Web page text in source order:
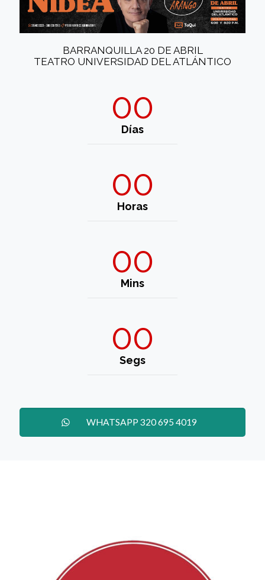
BARRANQUILLA 20 DE ABRIL
TEATRO UNIVERSIDAD DEL ATLÁNTICO
00
Días
00
Horas
00
Mins
00
Segs
WHATSAPP 320 695 4019